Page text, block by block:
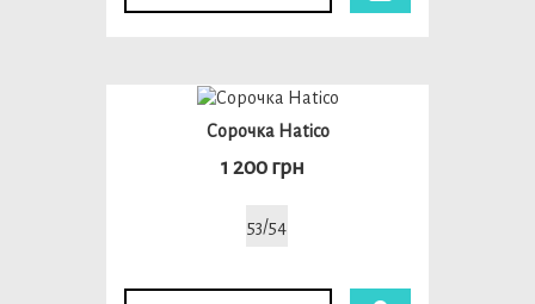
Сорочка Hatico
1 200 грн
53/54